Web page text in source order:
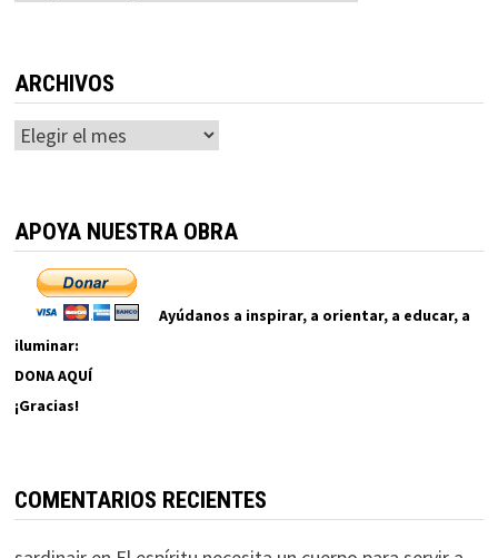
ARCHIVOS
Archivos
APOYA NUESTRA OBRA
Ayúdanos a inspirar, a orientar, a educar, a
iluminar:
DONA AQUÍ
¡Gracias!
COMENTARIOS RECIENTES